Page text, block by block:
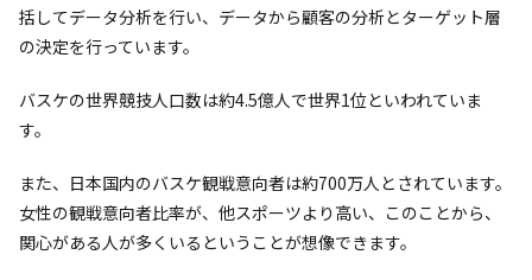
括してデータ分析を行い、データから顧客の分析とターゲット層
の決定を行っています。
バスケの世界競技人口数は約4.5億人で世界1位といわれていま
す。
また、日本国内のバスケ観戦意向者は約700万人とされています。
女性の観戦意向者比率が、他スポーツより高い、このことから、
関心がある人が多くいるということが想像できます。